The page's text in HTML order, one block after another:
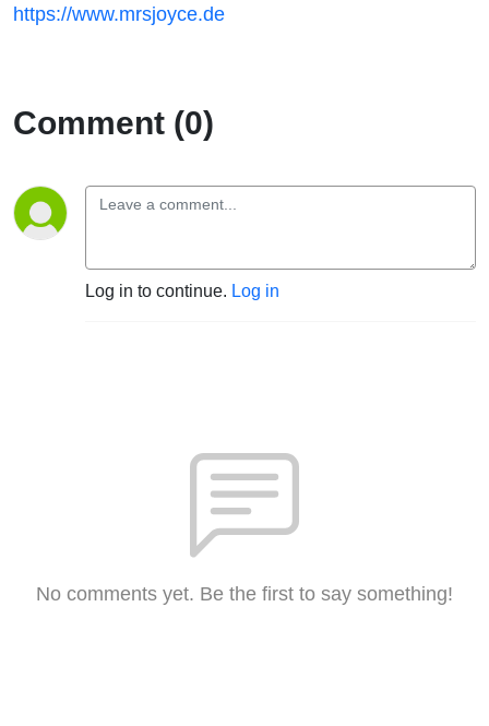
https://www.mrsjoyce.de
Comment (0)
Log in to continue. Log in
No comments yet. Be the first to say something!